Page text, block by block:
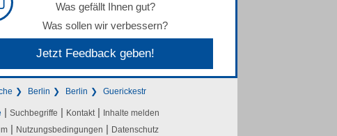
Was gefällt Ihnen gut?
Was sollen wir verbessern?
Jetzt Feedback geben!
Berlin Berlin Guerickestr
| Suchbegriffe | Kontakt | Inhalte melden
| Nutzungsbedingungen | Datenschutz